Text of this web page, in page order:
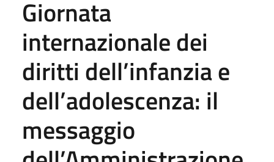
Giornata
internazionale dei
diritti dell’infanzia e
dell’adolescenza: il
messaggio